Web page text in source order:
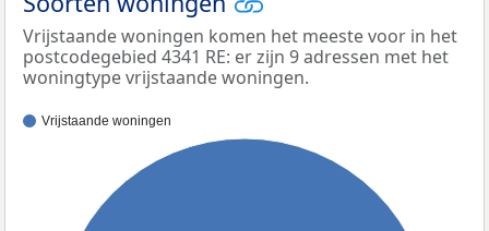
Vrijstaande woningen komen het meeste voor in het
postcodegebied 4341 RE: er zijn 9 adressen met het
woningtype vrijstaande woningen.
Vrijstaande woningen